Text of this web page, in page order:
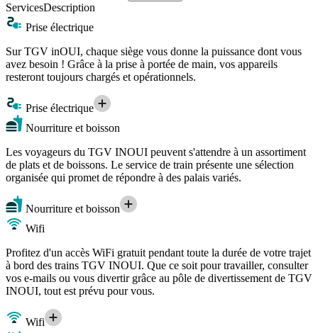
ServicesDescription
Prise électrique
Sur TGV inOUI, chaque siège vous donne la puissance dont vous
avez besoin ! Grâce à la prise à portée de main, vos appareils
resteront toujours chargés et opérationnels.
Prise électrique
Nourriture et boisson
Les voyageurs du TGV INOUI peuvent s'attendre à un assortiment
de plats et de boissons. Le service de train présente une sélection
organisée qui promet de répondre à des palais variés.
Nourriture et boisson
Wifi
Profitez d'un accès WiFi gratuit pendant toute la durée de votre trajet
à bord des trains TGV INOUI. Que ce soit pour travailler, consulter
vos e-mails ou vous divertir grâce au pôle de divertissement de TGV
INOUI, tout est prévu pour vous.
Wifi